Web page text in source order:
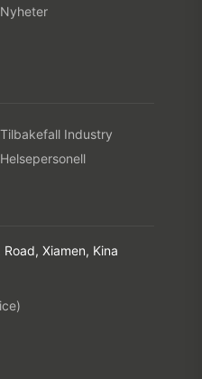
Nyheter
Tilbakefall Industry
Helsepersonell
Xiamen, Kina